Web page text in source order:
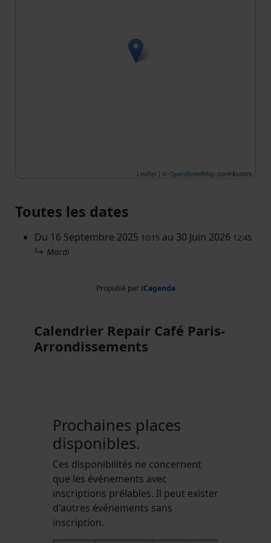
Leaflet | ©OpenStreetMapcontributors
Toutes les dates
Du 16 Septembre 2025 10:15 au 30 Juin 2026 12:45
↳ Mardi
Propulsé par iCagenda
Calendrier Repair Café Paris-
Arrondissements
Prochaines places
disponibles.
Ces disponibilités ne concernent
que les événements avec
inscriptions prélables. Il peut exister
d'autres événements sans
inscription.